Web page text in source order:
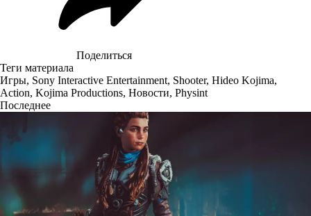
Поделиться
Теги материала
Игры, Sony Interactive Entertainment, Shooter, Hideo Kojima,
Action, Kojima Productions, Новости, Physint
Последнее